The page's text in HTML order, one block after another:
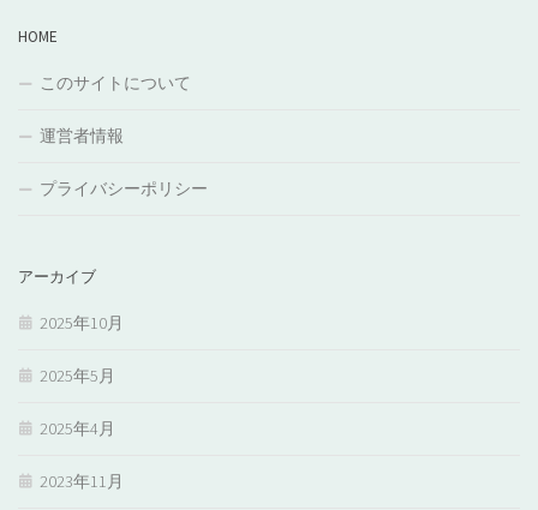
HOME
このサイトについて
運営者情報
プライバシーポリシー
アーカイブ
2025年10月
2025年5月
2025年4月
2023年11月